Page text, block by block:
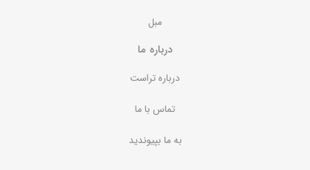
مبل
درباره ما
درباره تراست
تماس با ما
به ما بپیوندید